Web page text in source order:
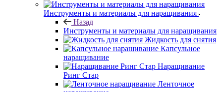
Инструменты и материалы для наращивания
Назад
Инструменты и материалы для наращивания
Жидкость для снятия
Капсульное
наращивание
Наращивание
Ринг Стар
Ленточное